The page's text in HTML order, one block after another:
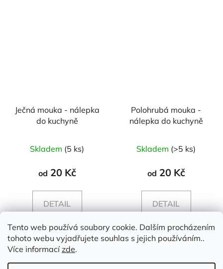
Tento web používá soubory cookie. Dalším procházením
tohoto webu vyjadřujete souhlas s jejich používáním..
Více informacízde.
Ječná mouka - nálepka
do kuchyně
Skladem (5 ks)
od 20 Kč
DETAIL
Polohrubá mouka -
nálepka do kuchyně
Skladem (>5 ks)
od 20 Kč
DETAIL